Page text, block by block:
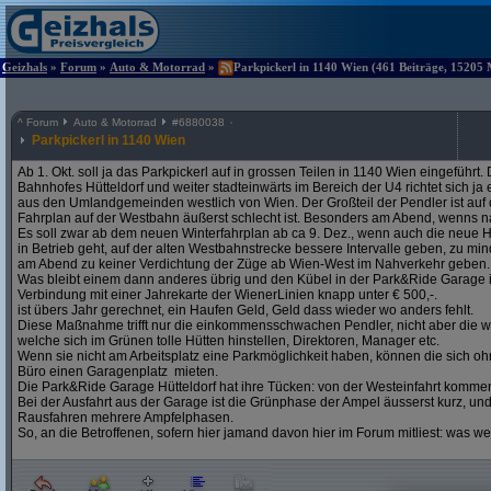
Geizhals » Forum » Auto & Motorrad » Parkpickerl in 1140 Wien (461 Beiträge, 15205
^ Forum Auto & Motorrad #6880038
Parkpickerl in 1140 Wien
Ab 1. Okt. soll ja das Parkpickerl auf in grossen Teilen in 1140 Wien
Bahnhofes Hütteldorf und weiter stadteinwärts im Bereich der U4 richtet sich
aus den Umlandgemeinden westlich von Wien. Der Großteil der Pendler ist
Fahrplan auf der Westbahn äußerst schlecht ist. Besonders am Abend, wenns
Es soll zwar ab dem neuen Winterfahrplan ab ca 9. Dez., wenn auch die neue
in Betrieb geht, auf der alten Westbahnstrecke bessere Intervalle geben, zu
am Abend zu keiner Verdichtung der Züge ab Wien-West im Nahverkehr geben.
Was bleibt einem dann anderes übrig und den Kübel in der Park&Ride Garage
Verbindung mit einer Jahrekarte der WienerLinien knapp unter € 500,-.
ist übers Jahr gerechnet, ein Haufen Geld, Geld dass wieder wo anders fehlt.
Diese Maßnahme trifft nur die einkommensschwachen Pendler, nicht aber die
welche sich im Grünen tolle Hütten hinstellen, Direktoren, Manager etc.
Wenn sie nicht am Arbeitsplatz eine Parkmöglichkeit haben, können die sich
Büro einen Garagenplatz mieten.
Die Park&Ride Garage Hütteldorf hat ihre Tücken: von der Westeinfahrt
Bei der Ausfahrt aus der Garage ist die Grünphase der Ampel äusserst kurz,
Rausfahren mehrere Ampfelphasen.
So, an die Betroffenen, sofern hier jamand davon hier im Forum mitliest: was